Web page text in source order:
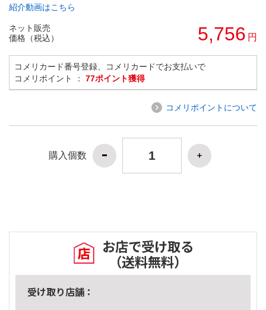
紹介動画はこちら
ネット販売
価格（税込）
5,756 円
コメリカード番号登録、コメリカードでお支払いで
コメリポイント ： 77ポイント獲得
コメリポイントについて
購入個数
お店で受け取る
（送料無料）
受け取り店舗：